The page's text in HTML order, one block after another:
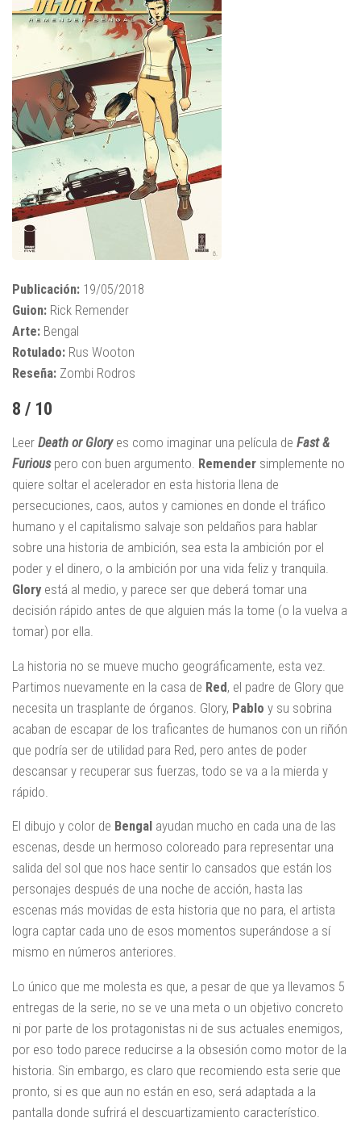
Publicación: 19/05/2018
Guion: Rick Remender
Arte: Bengal
Rotulado: Rus Wooton
Reseña: Zombi Rodros
8 / 10
Leer Death or Gloryes como imaginar una película de Fast &
Furiouspero con buen argumento. Remender simplemente no
quiere soltar el acelerador en esta historia llena de
persecuciones, caos, autos y camiones en donde el tráfico
humano y el capitalismo salvaje son peldaños para hablar
sobre una historia de ambición, sea esta la ambición por el
poder y el dinero, o la ambición por una vida feliz y tranquila.
Glory está al medio, y parece ser que deberá tomar una
decisión rápido antes de que alguien más la tome (o la vuelva a
tomar) por ella.
La historia no se mueve mucho geográficamente, esta vez.
Partimos nuevamente en la casa de Red, el padre de Glory que
necesita un trasplante de órganos. Glory, Pablo y su sobrina
acaban de escapar de los traficantes de humanos con un riñón
que podría ser de utilidad para Red, pero antes de poder
descansar y recuperar sus fuerzas, todo se va a la mierda y
rápido.
El dibujo y color de Bengal ayudan mucho en cada una de las
escenas, desde un hermoso coloreado para representar una
salida del sol que nos hace sentir lo cansados que están los
personajes después de una noche de acción, hasta las
escenas más movidas de esta historia que no para, el artista
logra captar cada uno de esos momentos superándose a sí
mismo en números anteriores.
Lo único que me molesta es que, a pesar de que ya llevamos 5
entregas de la serie, no se ve una meta o un objetivo concreto
ni por parte de los protagonistas ni de sus actuales enemigos,
por eso todo parece reducirse a la obsesión como motor de la
historia. Sin embargo, es claro que recomiendo esta serie que
pronto, si es que aun no están en eso, será adaptada a la
pantalla donde sufrirá el descuartizamiento característico.